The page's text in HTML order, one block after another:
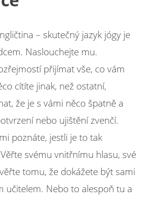
– skutečný jazyk jógy je
Naslouchejte mu.
přijímat vše, co vám
cítíte jinak, než ostatní,
že je s vámi něco špatně a
nebo ujištění zvenčí.
poznáte, jestli je to tak
svému vnitřnímu hlasu, své
tomu, že dokážete být sami
učitelem. Nebo to alespoň tu a